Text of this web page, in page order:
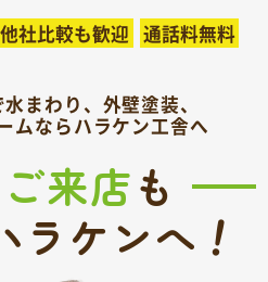
他社比較も歓迎 通話料無料
まわり、外壁塗装、
ムならハラケン工舎へ
来店も
ラケンへ！